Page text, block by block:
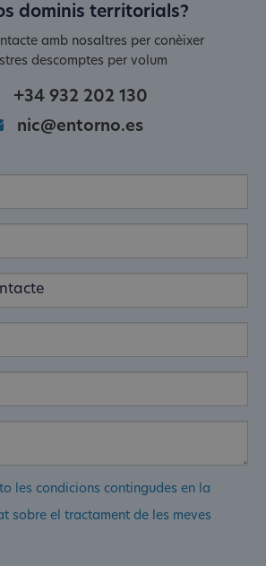
dominis territorials?
amb nosaltres per conèixer
descomptes per volum
+34 932 202 130
nic@entorno.es
les condicions contingudes en la
sobre el tractament de les meves